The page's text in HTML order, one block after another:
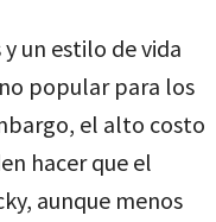
un estilo de vida
popular para los
el alto costo
hacer que el
aunque menos